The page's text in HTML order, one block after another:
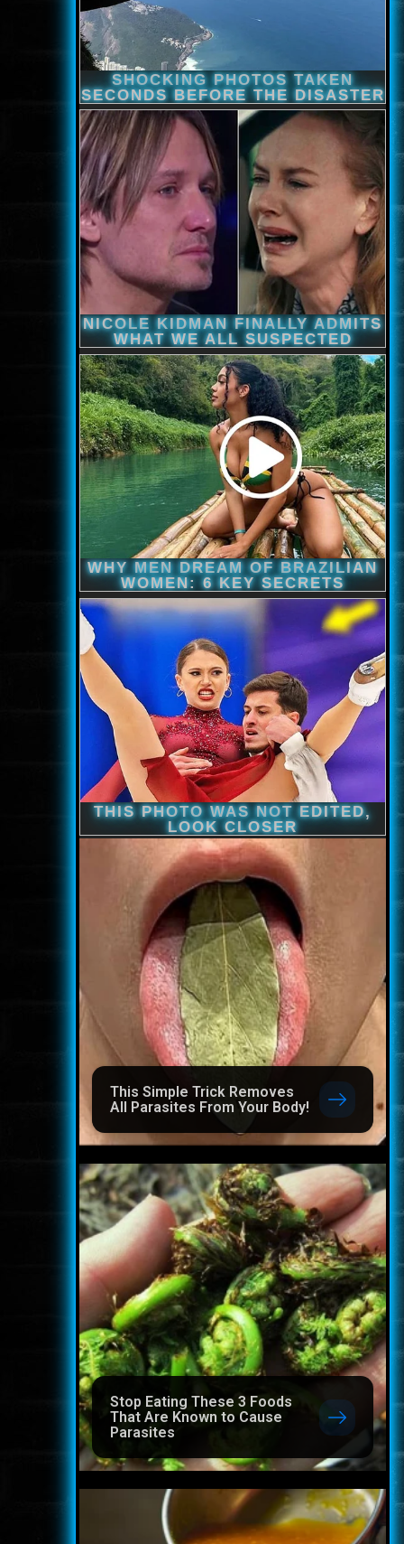
This Simple Trick Removes
All Parasites From Your Body!
Stop Eating These 3 Foods
That Are Known to Cause
Parasites